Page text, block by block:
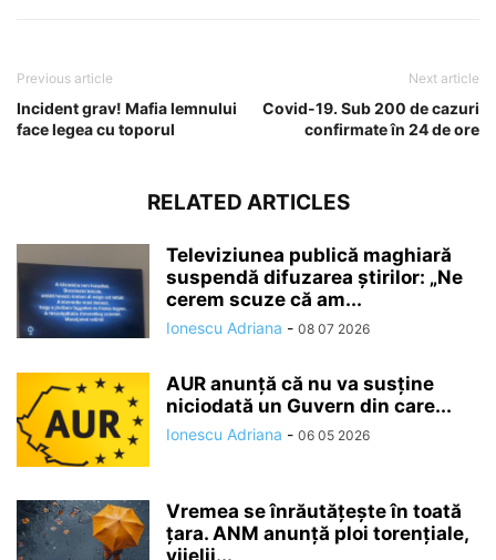
Previous article
Incident grav! Mafia lemnului
face legea cu toporul
Next article
Covid-19. Sub 200 de cazuri
confirmate în 24 de ore
RELATED ARTICLES
Televiziunea publică maghiară
suspendă difuzarea ştirilor: „Ne
cerem scuze că am...
Ionescu Adriana - 08 07 2026
AUR anunță că nu va susține
niciodată un Guvern din care...
Ionescu Adriana - 06 05 2026
Vremea se înrăutăţeşte în toată
ţara. ANM anunță ploi torențiale,
vijelii...